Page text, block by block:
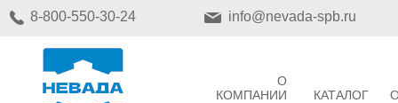
8-800-550-30-24 info@nevada-spb.ru
О
КОМПАНИИ
КАТАЛОГ